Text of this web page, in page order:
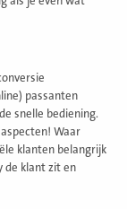
passanten
snelle bediening.
Waar
klanten belangrijk
de klant zit en